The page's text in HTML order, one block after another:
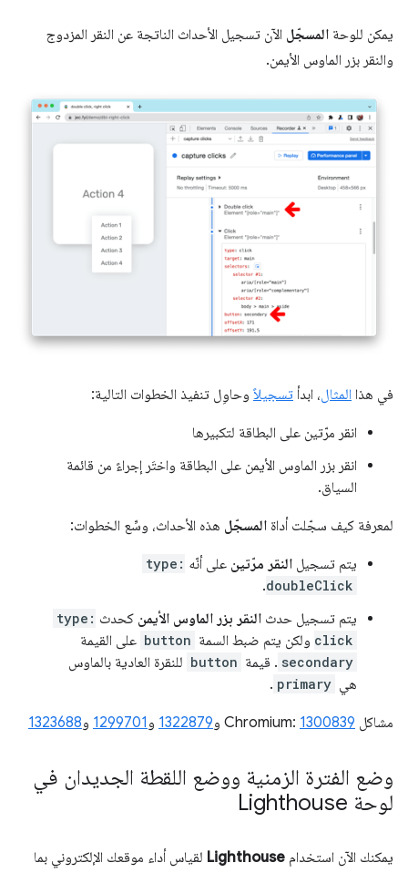
يمكن للوحة المسجّل الآن تسجيل الأحداث الناتجة عن النقر المزدوج
والنقر بزر الماوس الأيمن.
في هذا المثال، ابدأ تسجيلاً وحاوِل تنفيذ الخطوات التالية:
انقر مرّتين على البطاقة لتكبيرها
انقر بزر الماوس الأيمن على البطاقة واختَر إجراءً من قائمة
السياق.
لمعرفة كيف سجّلت أداة المسجّل هذه الأحداث، وسِّع الخطوات:
يتم تسجيل النقر مرّتين على أنّه type:
doubleClick
.
يتم تسجيل حدث النقر بزر الماوس الأيمن كحدث type:
click ولكن يتم ضبط السمة button على القيمة
secondary . قيمة button للنقرة العادية بالماوس
هي primary
.
مشاكل Chromium: 1300839 و1322879 و 1299701 و1323688
وضع الفترة الزمنية ووضع اللقطة الجديدان في
لوحة Lighthouse
يمكنك الآن استخدام Lighthouse لقياس أداء موقعك الإلكتروني بما